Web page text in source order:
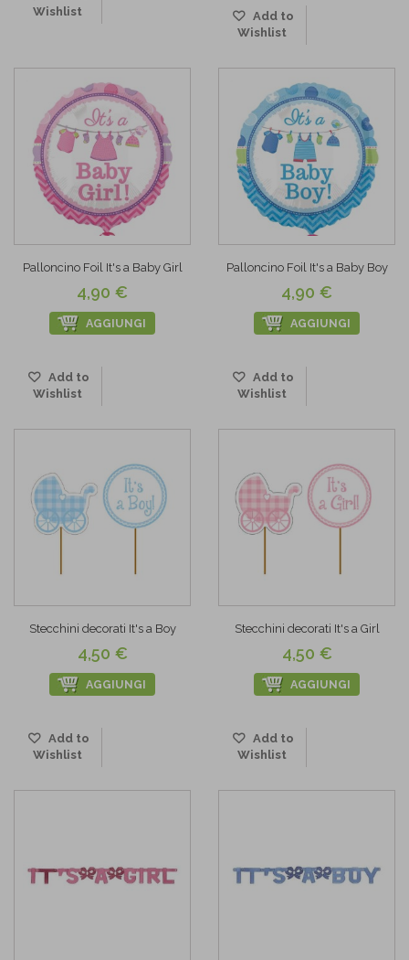
Wishlist
Add to
Wishlist
Palloncino Foil It's a Baby Girl
4,90 €
AGGIUNGI
Add to
Wishlist
Palloncino Foil It's a Baby Boy
4,90 €
AGGIUNGI
Add to
Wishlist
Stecchini decorati It's a Boy
4,50 €
AGGIUNGI
Add to
Wishlist
Stecchini decorati It's a Girl
4,50 €
AGGIUNGI
Add to
Wishlist